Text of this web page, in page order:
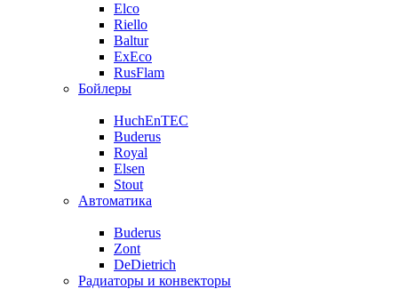
Elco
Riello
Baltur
ExEco
RusFlam
Бойлеры
HuchEnTEC
Buderus
Royal
Elsen
Stout
Автоматика
Buderus
Zont
DeDietrich
Радиаторы и конвекторы